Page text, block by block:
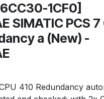
1CF0]
SIMATIC PCS 7
a (New) -
410 Redundancy